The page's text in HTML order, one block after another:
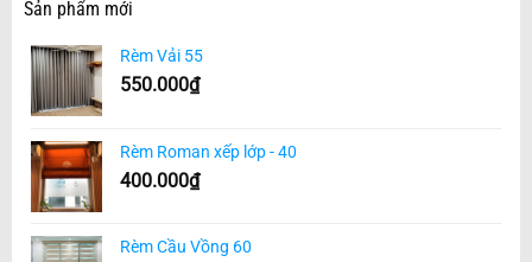
Sản phẩm mới
Rèm Vải 55
550.000₫
Rèm Roman xếp lớp - 40
400.000₫
Rèm Cầu Vồng 60